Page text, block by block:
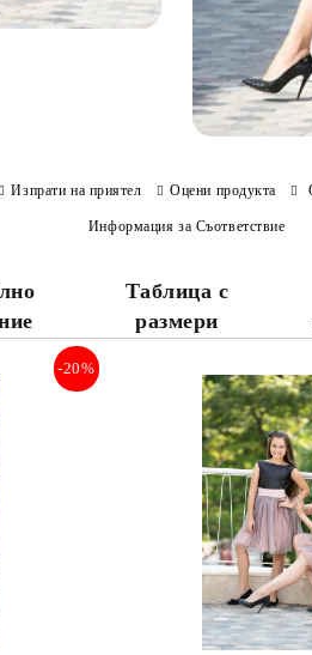
Изпрати на приятел Оцени продукта
Информация за Съответствие
Таблица с
размери
-20%